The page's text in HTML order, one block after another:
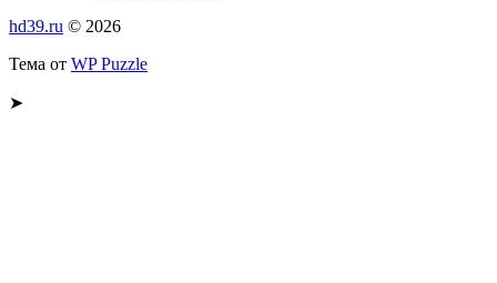
hd39.ru © 2026
Тема от WP Puzzle
➤